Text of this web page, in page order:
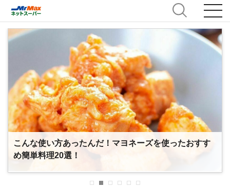
だ！マヨネーズを使ったおすす
一人暮らしの